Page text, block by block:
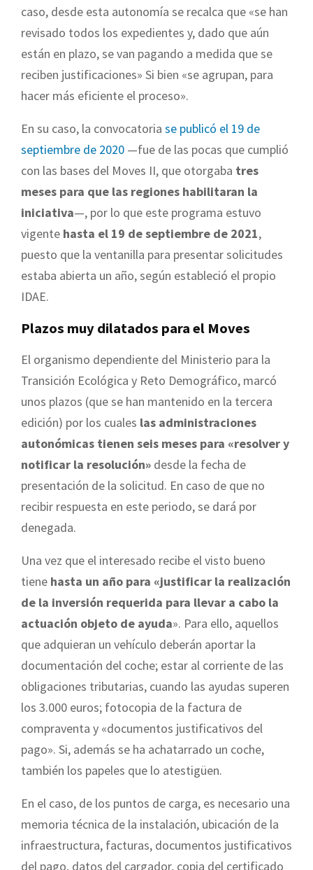
caso, desde esta autonomía se recalca que «se han
revisado todos los expedientes y, dado que aún
están en plazo, se van pagando a medida que se
reciben justificaciones» Si bien «se agrupan, para
hacer más eficiente el proceso».
En su caso, la convocatoria se publicó el 19 de
septiembre de 2020 —fue de las pocas que cumplió
con las bases del Moves II, que otorgaba tres
meses para que las regiones habilitaran la
iniciativa—, por lo que este programa estuvo
vigente hasta el 19 de septiembre de 2021,
puesto que la ventanilla para presentar solicitudes
estaba abierta un año, según estableció el propio
IDAE.
Plazos muy dilatados para el Moves
El organismo dependiente del Ministerio para la
Transición Ecológica y Reto Demográfico, marcó
unos plazos (que se han mantenido en la tercera
edición) por los cuales las administraciones
autonómicas tienen seis meses para «resolver y
notificar la resolución» desde la fecha de
presentación de la solicitud. En caso de que no
recibir respuesta en este periodo, se dará por
denegada.
Una vez que el interesado recibe el visto bueno
tiene hasta un año para «justificar la realización
de la inversión requerida para llevar a cabo la
actuación objeto de ayuda». Para ello, aquellos
que adquieran un vehículo deberán aportar la
documentación del coche; estar al corriente de las
obligaciones tributarias, cuando las ayudas superen
los 3.000 euros; fotocopia de la factura de
compraventa y «documentos justificativos del
pago». Si, además se ha achatarrado un coche,
también los papeles que lo atestigüen.
En el caso, de los puntos de carga, es necesario una
memoria técnica de la instalación, ubicación de la
infraestructura, facturas, documentos justificativos
del pago, datos del cargador, copia del certificado